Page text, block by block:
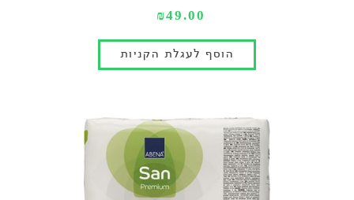
₪49.00